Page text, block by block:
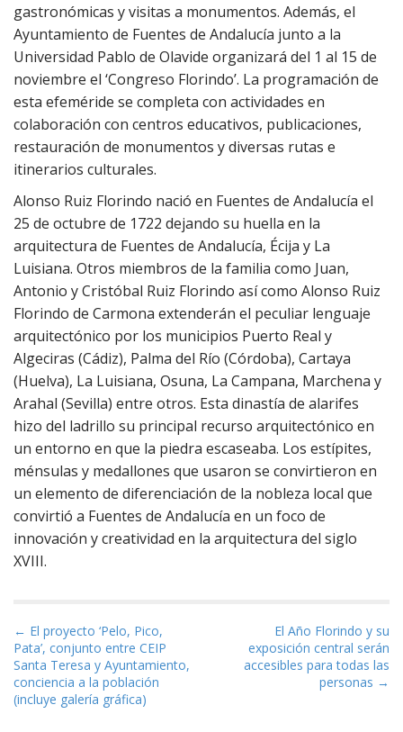
gastronómicas y visitas a monumentos. Además, el
Ayuntamiento de Fuentes de Andalucía junto a la
Universidad Pablo de Olavide organizará del 1 al 15 de
noviembre el ‘Congreso Florindo’. La programación de
esta efeméride se completa con actividades en
colaboración con centros educativos, publicaciones,
restauración de monumentos y diversas rutas e
itinerarios culturales.
Alonso Ruiz Florindo nació en Fuentes de Andalucía el
25 de octubre de 1722 dejando su huella en la
arquitectura de Fuentes de Andalucía, Écija y La
Luisiana. Otros miembros de la familia como Juan,
Antonio y Cristóbal Ruiz Florindo así como Alonso Ruiz
Florindo de Carmona extenderán el peculiar lenguaje
arquitectónico por los municipios Puerto Real y
Algeciras (Cádiz), Palma del Río (Córdoba), Cartaya
(Huelva), La Luisiana, Osuna, La Campana, Marchena y
Arahal (Sevilla) entre otros. Esta dinastía de alarifes
hizo del ladrillo su principal recurso arquitectónico en
un entorno en que la piedra escaseaba. Los estípites,
ménsulas y medallones que usaron se convirtieron en
un elemento de diferenciación de la nobleza local que
convirtió a Fuentes de Andalucía en un foco de
innovación y creatividad en la arquitectura del siglo
XVIII.
Navegación de entradas
← El proyecto ‘Pelo, Pico,
Pata’, conjunto entre CEIP
Santa Teresa y Ayuntamiento,
conciencia a la población
(incluye galería gráfica)
El Año Florindo y su
exposición central serán
accesibles para todas las
personas →